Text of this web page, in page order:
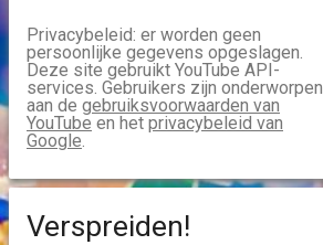
Privacybeleid: er worden geen
persoonlijke gegevens opgeslagen.
Deze site gebruikt YouTube API-
services. Gebruikers zijn onderworpen
aan de gebruiksvoorwaarden van
YouTube en het privacybeleid van
Google.
Verspreiden!